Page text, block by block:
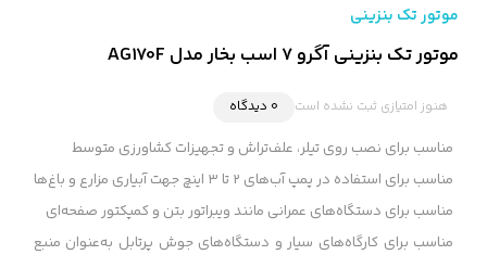
موتور تک بنزینی
موتور تک بنزینی آگرو 7 اسب بخار مدل AG170F
هنوز امتیازی ثبت نشده است 0 دیدگاه
مناسب برای نصب روی تیلر، علف‌تراش و تجهیزات کشاورزی متوسط
مناسب برای استفاده در پمپ آب‌های ۲ تا ۳ اینچ جهت آبیاری مزارع و باغ‌ها
مناسب برای دستگاه‌های عمرانی مانند ویبراتور بتن و کمپکتور صفحه‌ای
مناسب برای کارگاه‌های سیار و دستگاه‌های جوش پرتابل به‌عنوان منبع